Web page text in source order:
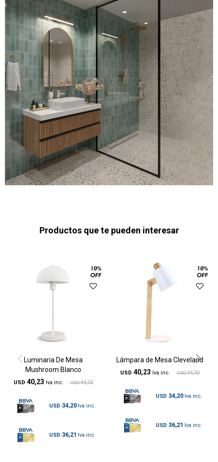
Productos que te pueden interesar
Luminaria De Mesa
Mushroom Blanco
USD 40,23 USD 44,70
USD 34,20
USD 36,21
Lámpara de Mesa Cleveland
USD 40,23 USD 44,70
USD 34,20
USD 36,21